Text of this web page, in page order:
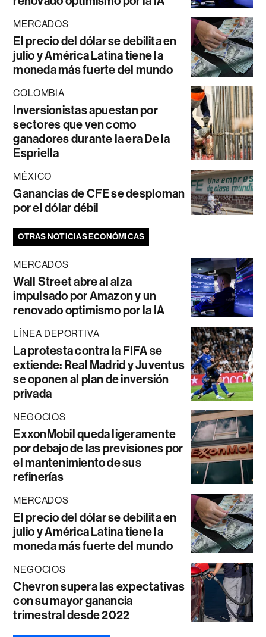
MERCADOS
El precio del dólar se debilita en
julio y América Latina tiene la
moneda más fuerte del mundo
COLOMBIA
Inversionistas apuestan por
sectores que ven como
ganadores durante la era De la
Espriella
MÉXICO
Ganancias de CFE se desploman
por el dólar débil
OTRAS NOTICIAS ECONÓMICAS
MERCADOS
Wall Street abre al alza
impulsado por Amazon y un
renovado optimismo por la IA
LÍNEA DEPORTIVA
La protesta contra la FIFA se
extiende: Real Madrid y Juventus
se oponen al plan de inversión
privada
NEGOCIOS
ExxonMobil queda ligeramente
por debajo de las previsiones por
el mantenimiento de sus
refinerías
MERCADOS
El precio del dólar se debilita en
julio y América Latina tiene la
moneda más fuerte del mundo
NEGOCIOS
Chevron supera las expectativas
con su mayor ganancia
trimestral desde 2022